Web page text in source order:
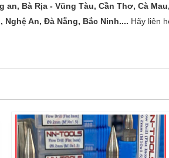
Bà Rịa - Vũng Tàu, Cần Thơ, Cà
An, Đà Nẵng, Bắc Ninh.... Hãy liên